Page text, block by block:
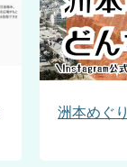
洲本めぐり